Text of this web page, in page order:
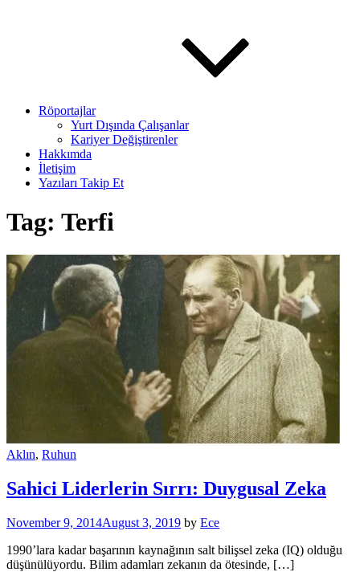
Röportajlar
Yurt Dışında Çalışanlar
Kariyer Değiştirenler
Hakkımda
İletişim
Yazıları Takip Et
Tag: Terfi
Aklın, Ruhun
Sahici Liderlerin Sırrı: Duygusal Zeka
November 9, 2014August 3, 2019 by Ece
1990’lara kadar başarının kaynağının salt bilişsel zeka (IQ) olduğu
düşünülüyordu. Bilim adamları zekanın da ötesinde, […]